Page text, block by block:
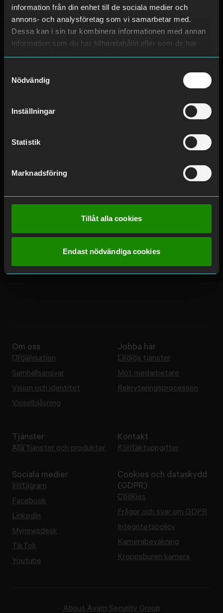
information från din enhet till de sociala medier och
annons- och analysföretag som vi samarbetar med.
Dessa kan i sin tur kombinera informationen med annan
information som du har tillhandahållit eller som de har
samlat in när du har använt deras tjänster.
Nödvändig
Inställningar
Statistik
Marknadsföring
Tillåt alla cookies
Endast nödvändiga cookies
Møre og Romsdal har 2 andra
platser
Postvegen 2,
Mer information
Om oss
Organisation
Samhällsansvar
Vision och identitet
Visselblåsning
Jobba här
Lediga tjänster
Möt medarbetare
Rekryteringsprocessen
Tjänster
Alla tjänster och produkter
Kontakt
Kontaktuppgifter
Sociala medier
Instagram
Facebook
LinkedIn
Mynewsdesk
TikTok
Youtube
Cookies och dataskydd
(GDPR)
Cookies
Frågor och svar om GDPR
Integritetspolicy
Kamerabevakning
Kroppsburen kamera
About Avarn Security Group